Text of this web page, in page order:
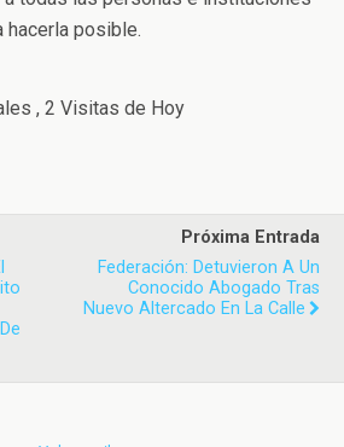
hacerla posible.
, 2 Visitas de Hoy
Próxima Entrada
Federación: Detuvieron A Un
Conocido Abogado Tras
Nuevo Altercado En La Calle